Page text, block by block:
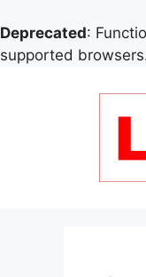
Deprecated:
supported